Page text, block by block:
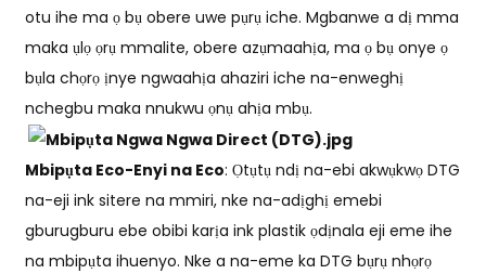
otu ihe ma ọ bụ obere uwe pụrụ iche. Mgbanwe a dị mma
maka ụlọ ọrụ mmalite, obere azụmaahịa, ma ọ bụ onye ọ
bụla chọrọ ịnye ngwaahịa ahaziri iche na-enweghị
nchegbu maka nnukwu ọnụ ahịa mbụ.
Mbipụta Eco-Enyi na Eco: Ọtụtụ ndị na-ebi akwụkwọ DTG
na-eji ink sitere na mmiri, nke na-adịghị emebi
gburugburu ebe obibi karịa ink plastik ọdịnala eji eme ihe
na mbipụta ihuenyo. Nke a na-eme ka DTG bụrụ nhọrọ